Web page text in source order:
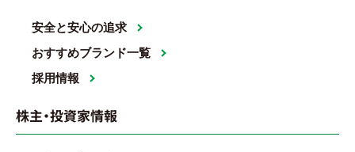
安全と安心の追求
おすすめブランド一覧
採用情報
株主・投資家情報